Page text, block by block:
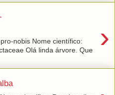
›
nobis Nome científico:
Olá linda árvore. Que